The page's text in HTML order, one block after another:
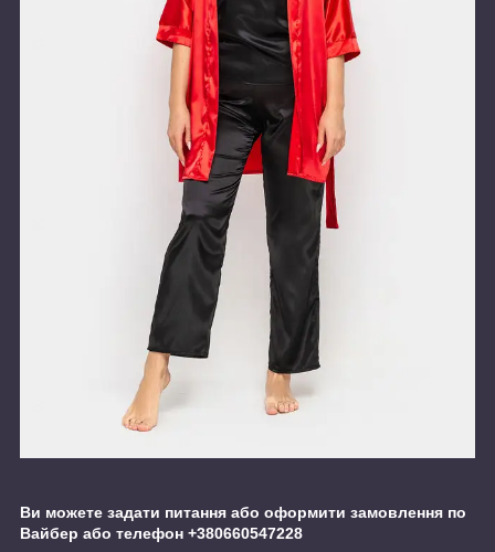
Ви можете задати питання або оформити замовлення по
Вайбер або телефон +380660547228